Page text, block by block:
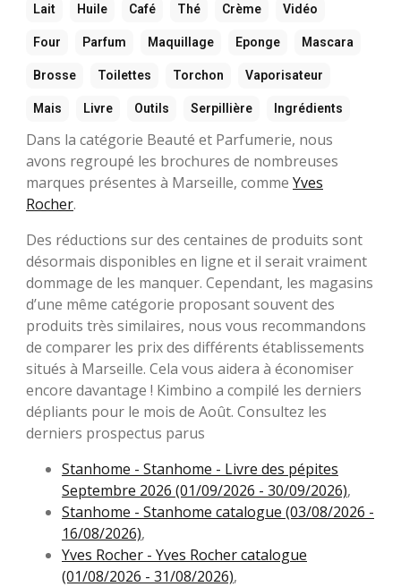
Lait Huile Café Thé Crème Vidéo
Four Parfum Maquillage Eponge Mascara
Brosse Toilettes Torchon Vaporisateur
Mais Livre Outils Serpillière Ingrédients
Dans la catégorie Beauté et Parfumerie, nous
avons regroupé les brochures de nombreuses
marques présentes à Marseille, comme Yves
Rocher.
Des réductions sur des centaines de produits sont
désormais disponibles en ligne et il serait vraiment
dommage de les manquer. Cependant, les magasins
d’une même catégorie proposant souvent des
produits très similaires, nous vous recommandons
de comparer les prix des différents établissements
situés à Marseille. Cela vous aidera à économiser
encore davantage ! Kimbino a compilé les derniers
dépliants pour le mois de Août. Consultez les
derniers prospectus parus
Stanhome - Stanhome - Livre des pépites
Septembre 2026 (01/09/2026 - 30/09/2026),
Stanhome - Stanhome catalogue (03/08/2026 -
16/08/2026),
Yves Rocher - Yves Rocher catalogue
(01/08/2026 - 31/08/2026),